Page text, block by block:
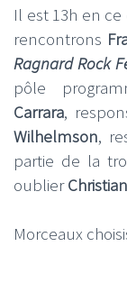
Il est 13h en
rencontrons
Ragnard Rock
pôle
Carrara,
Wilhelmson,
partie de la
oublier
Morceaux